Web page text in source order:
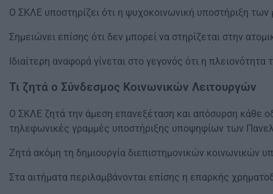
Ο ΣΚΛΕ υποστηρίζει ότι η ψυχοκοινωνική υποστήριξη
Σημειώνει επίσης ότι δεν μπορεί να στηρίζεται στην
Ιδιαίτερη αναφορά γίνεται στο γεγονός ότι η
Τι ζητά ο Σύνδεσμος Κοινωνικών Λειτουργών
Ο ΣΚΛΕ ζητά την άμεση επανεξέταση και απόσυρση κάθε
τηλεφωνικές γραμμές υποστήριξης υποψηφίων των
Ζητά ακόμη τη δημιουργία διεπιστημονικών
Στα αιτήματα περιλαμβάνονται επίσης η επαρκής